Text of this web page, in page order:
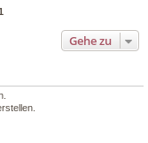
Gehe zu